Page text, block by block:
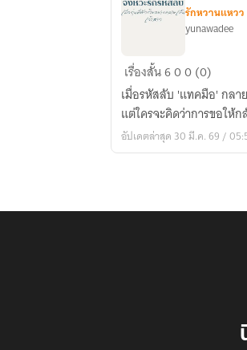
จังหวะ
รัก
รหัส
ลับ
เมื่อ
รักหวานแหวว
yunawadee
เรื่องสั้น600 (0)
เมื่อรหัสลับ 'แทคมือ' กลา
แต่ใครจะคิดว่าการขอให้
อัปเดตล่าสุด 30 มี.ค. 69 /